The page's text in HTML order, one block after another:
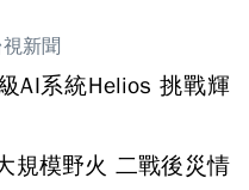
新聞
AI系統Helios 挑戰輝
規模野火 二戰後災情